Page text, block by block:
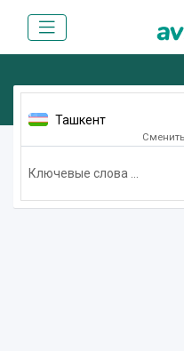
Ташкент
Сменить